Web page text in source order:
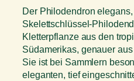
Der Philodendron
Skelettschlüssel-
Kletterpflanze aus den
Südamerikas, genauer
Sie ist bei Sammlern
eleganten, tief